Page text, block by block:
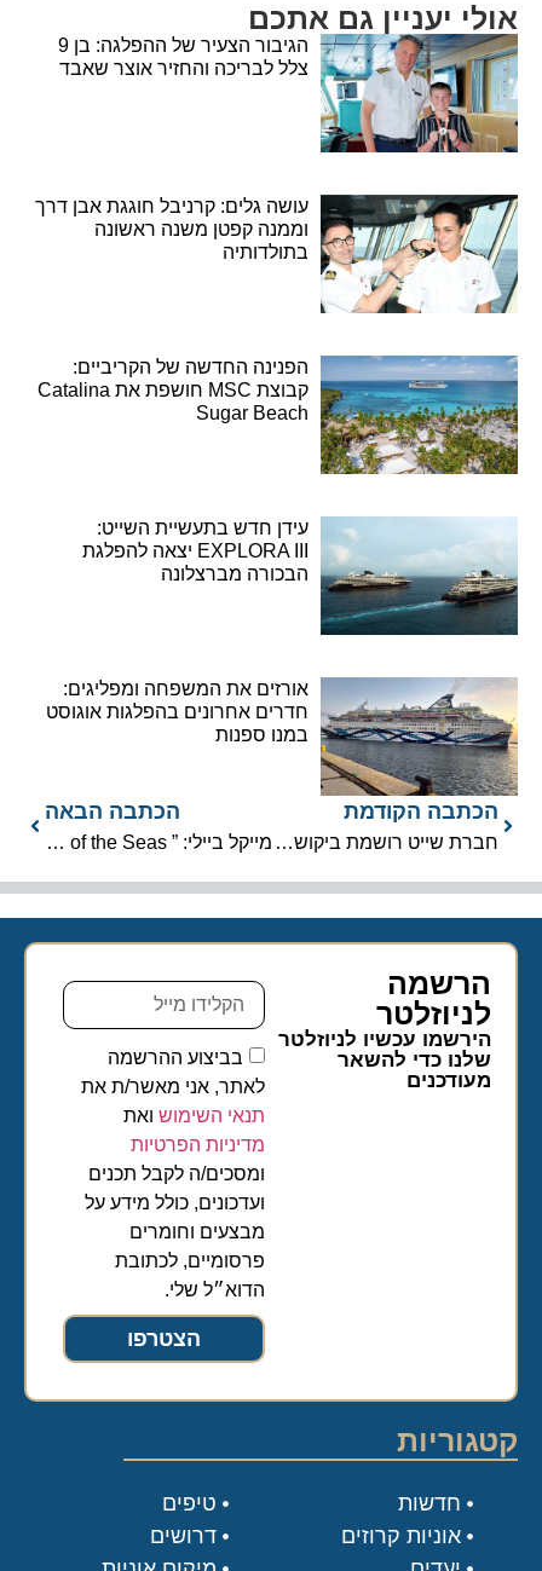
אולי יעניין גם אתכם
הגיבור הצעיר של ההפלגה: בן 9
צלל לבריכה והחזיר אוצר שאבד
עושה גלים: קרניבל חוגגת אבן דרך
וממנה קפטן משנה ראשונה
בתולדותיה
הפנינה החדשה של הקריביים:
קבוצת MSC חושפת את Catalina
Sugar Beach
עידן חדש בתעשיית השייט:
EXPLORA III יצאה להפלגת
הבכורה מברצלונה
אורזים את המשפחה ומפליגים:
חדרים אחרונים בהפלגות אוגוסט
במנו ספנות
הכתבה הקודמת
חברת שייט רושמת ביקושים חסרי תקדים למגה יאכטה חדשה
הכתבה הבאה
מייקל ביילי: ” Icon of the Seas שינתה לנצח את עולם החופשות”
הרשמה
לניוזלטר​
הירשמו עכשיו לניוזלטר
שלנו כדי להשאר
מעודכנים
בביצוע ההרשמה
לאתר, אני מאשר/ת את
תנאי השימושואת
מדיניות הפרטיות
ומסכים/ה לקבל תכנים
ועדכונים, כולל מידע על
מבצעים וחומרים
פרסומיים, לכתובת
הדוא״ל שלי.
הצטרפו
קטגוריות
טיפים
דרושים
חדשות
אוניות קרוזים